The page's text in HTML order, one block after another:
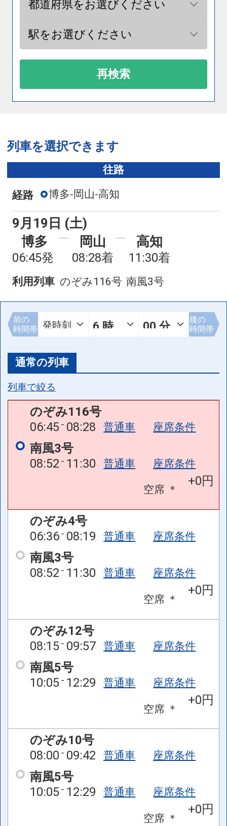
再検索
列車を選択できます
往路
経路 博多-岡山-高知
9月19日 (土)
博多
06:45発
岡山
08:28着
高知
11:30着
利用列車 のぞみ116号 南風3号
前の
時間帯
後の
時間帯
通常の列車
列車で絞る
のぞみ116号
06:45 08:28 普通車 座席条件
南風3号
08:52 11:30 普通車 座席条件
空席 ＊
+0円
のぞみ4号
06:36 08:19 普通車 座席条件
南風3号
08:52 11:30 普通車 座席条件
空席 ＊
+0円
のぞみ12号
08:15 09:57 普通車 座席条件
南風5号
10:05 12:29 普通車 座席条件
空席 ＊
+0円
のぞみ10号
08:00 09:42 普通車 座席条件
南風5号
10:05 12:29 普通車 座席条件
空席 ＊
+0円